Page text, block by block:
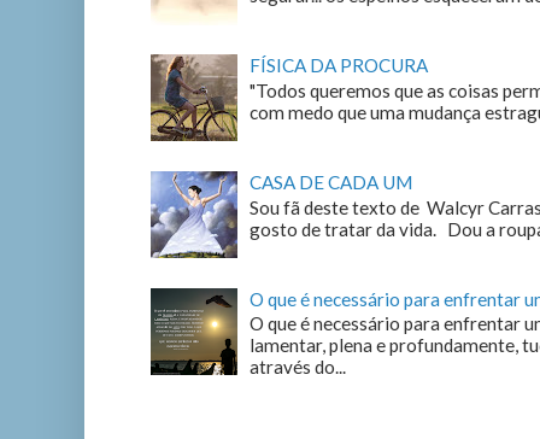
FÍSICA DA PROCURA
"Todos queremos que as coisas
com medo que uma mudança
CASA DE CADA UM
Sou fã deste texto de Walcyr
gosto de tratar da vida. Dou a
O que é necessário para enfrentar
O que é necessário para enfrentar
lamentar, plena e profundamente,
através do...